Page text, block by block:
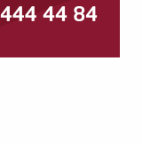
Künye
İletişim